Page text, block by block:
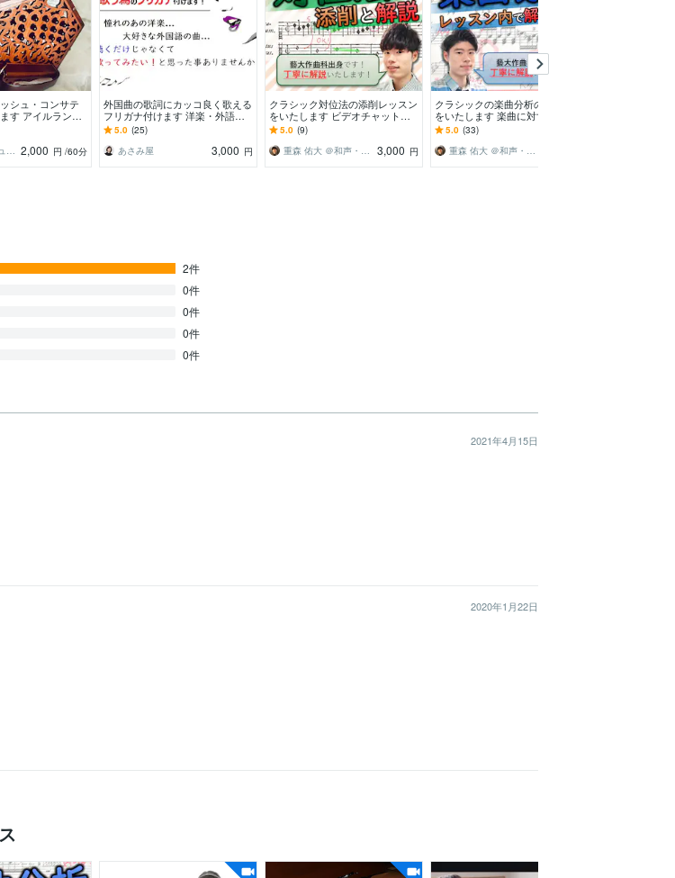
シュ・コンサテ
す アイルランド
限定30分延長無
2,000 円 /60分
外国曲の歌詞にカッコ良く歌える
フリガナ付けます 洋楽・外語曲
をカッコ良く歌ってみたい方！
5.0 (25)
あさみ屋
3,000 円
クラシック対位法の添削レッスン
をいたします ビデオチャット解
説可能！演奏や解釈がぐっと深ま
りますよ！
5.0 (9)
3,000 円
クラシックの楽曲分析のレッスン
をいたします 楽曲に対する理解
を深め、演奏や作曲に活かしまし
ょう！！
5.0 (33)
2件
0件
0件
0件
0件
2021年4月15日
2020年1月22日